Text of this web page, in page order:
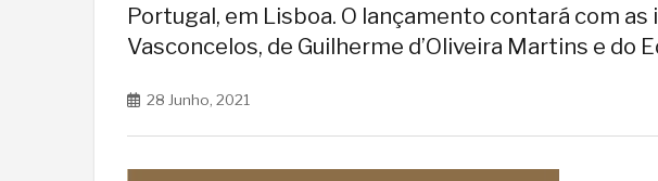
Portugal, em Lisboa. O lançamento contará com
Vasconcelos, de Guilherme d’Oliveira Martins e do
28 Junho, 2021